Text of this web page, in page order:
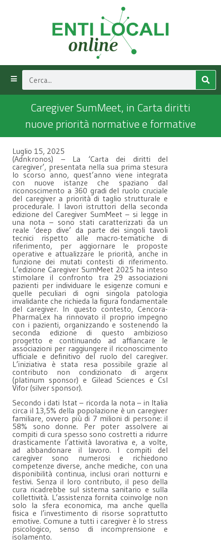
Caregiver SumMeet, in Carta diritti
nuove priorità normative e formative
Luglio 15, 2025
(Adnkronos) – La ‘Carta dei diritti del
caregiver’, presentata nella sua prima stesura
lo scorso anno, quest’anno viene integrata
con nuove istanze che spaziano dal
riconoscimento a 360 gradi del ruolo cruciale
del caregiver a priorità di taglio strutturale e
procedurale. I lavori istruttori della seconda
edizione del Caregiver SumMeet – si legge in
una nota – sono stati caratterizzati da un
reale ‘deep dive’ da parte dei singoli tavoli
tecnici rispetto alle macro-tematiche di
riferimento, per aggiornare le proposte
operative e attualizzare le priorità, anche in
funzione dei mutati contesti di riferimento.
L’edizione Caregiver SumMeet 2025 ha inteso
stimolare il confronto tra 29 associazioni
pazienti per individuare le esigenze comuni e
quelle peculiari di ogni singola patologia
invalidante che richieda la figura fondamentale
del caregiver. In questo contesto, Cencora-
PharmaLex ha rinnovato il proprio impegno
con i pazienti, organizzando e sostenendo la
seconda edizione di questo ambizioso
progetto e continuando ad affiancare le
associazioni per raggiungere il riconoscimento
ufficiale e definitivo del ruolo del caregiver.
L’iniziativa è stata resa possibile grazie al
contributo non condizionato di argenx
(platinum sponsor) e Gilead Sciences e Csl
Vifor (silver sponsor).
Secondo i dati Istat – ricorda la nota – in Italia
circa il 13,5% della popolazione è un caregiver
familiare, ovvero più di 7 milioni di persone: il
58% sono donne. Per poter assolvere ai
compiti di cura spesso sono costretti a ridurre
drasticamente l’attività lavorativa e, a volte,
ad abbandonare il lavoro. I compiti del
caregiver sono numerosi e richiedono
competenze diverse, anche mediche, con una
disponibilità continua, inclusi orari notturni e
festivi. Senza il loro contributo, il peso della
cura ricadrebbe sul sistema sanitario e sulla
collettività. L’assistenza fornita coinvolge non
solo la sfera economica, ma anche quella
fisica e l’investimento di risorse soprattutto
emotive. Comune a tutti i caregiver è lo stress
psicologico, senso di incomprensione e
isolamento.